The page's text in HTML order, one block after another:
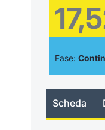
Fase:
Scheda